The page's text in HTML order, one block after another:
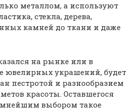
металлом, а используют
стекла, дерева,
камней до ткани и даже
на рынке или в
ювелирных украшений, будет
пестротой и разнообразием
красоты. Оставшегося
выбором такое